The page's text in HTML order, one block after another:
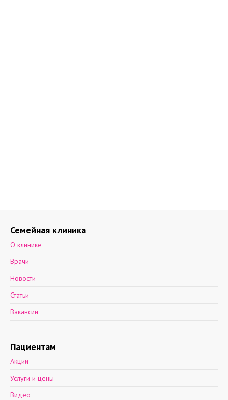
Семейная клиника
О клинике
Врачи
Новости
Статьи
Вакансии
Пациентам
Акции
Услуги и цены
Видео